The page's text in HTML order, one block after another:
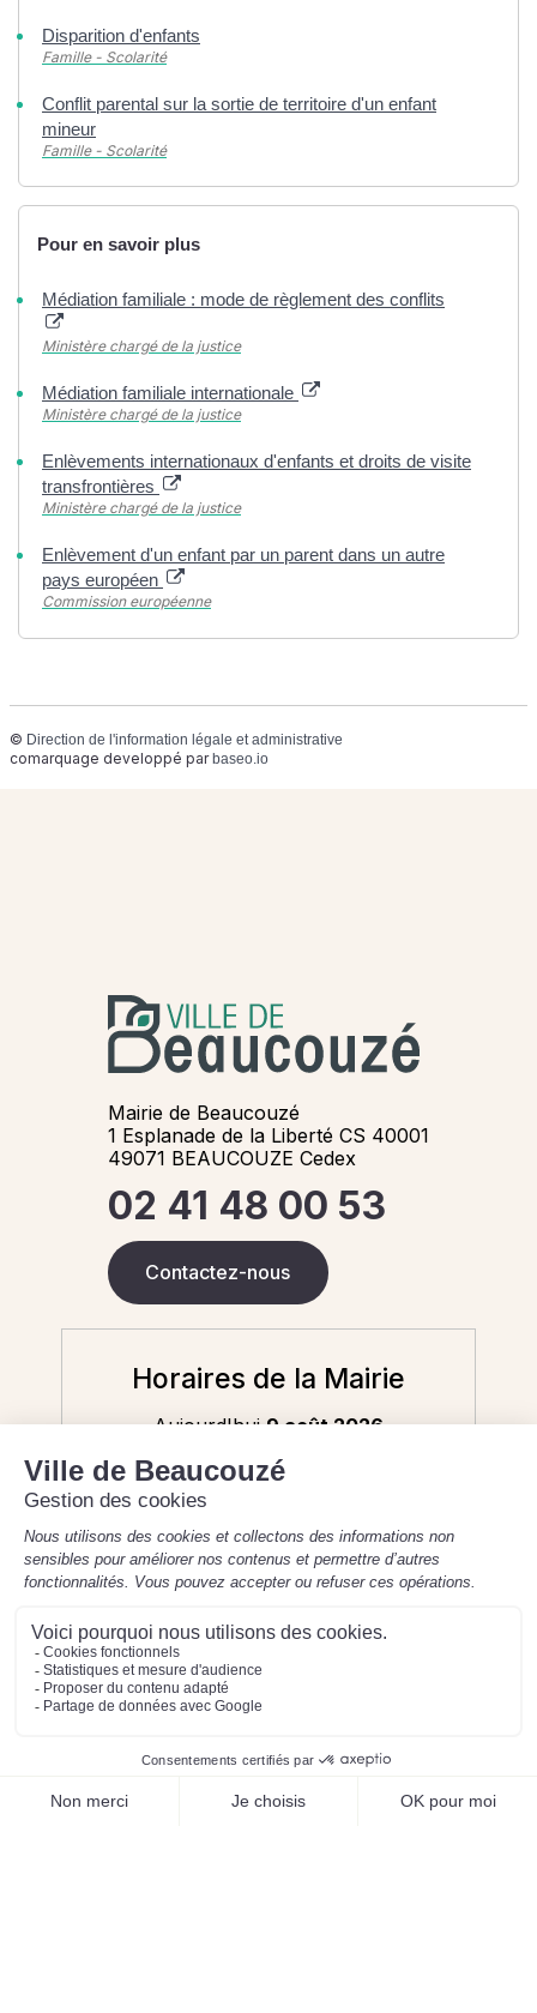
Disparition d'enfants
Famille - Scolarité
Conflit parental sur la sortie de territoire d'un enfant
mineur
Famille - Scolarité
Pour en savoir plus
Médiation familiale : mode de règlement des conflits
Ministère chargé de la justice
Médiation familiale internationale
Ministère chargé de la justice
Enlèvements internationaux d'enfants et droits de visite
transfrontières
Ministère chargé de la justice
Enlèvement d'un enfant par un parent dans un autre
pays européen
Commission européenne
© Direction de l'information légale et administrative
comarquage developpé parbaseo.io
Mairie de Beaucouzé
1 Esplanade de la Liberté CS 40001
49071 BEAUCOUZE Cedex
02 41 48 00 53
Contactez-nous
Horaires de la Mairie
Aujourd'hui9 août 2026